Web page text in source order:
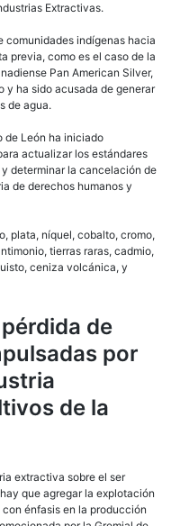
Extractivas.
comunidades indígenas hacia
previa, como es el caso de la
Pan American Silver,
y ha sido acusada de generar
de agua.
de León ha iniciado
actualizar los estándares
determinar la cancelación de
de derechos humanos y
plata, níquel, cobalto, cromo,
tierras raras, cadmio,
ceniza volcánica, y
de
por
de la
extractiva sobre el ser
que agregar la explotación
énfasis en la producción